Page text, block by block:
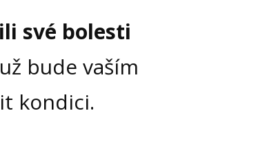
své bolesti
bude vaším
kondici.